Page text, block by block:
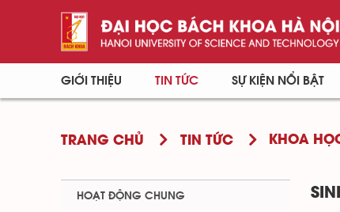
GIỚI THIỆU TIN TỨC SỰ KIỆN NỔI BẬT
TRANG CHỦ TIN TỨC KHOA
HOẠT ĐỘNG CHUNG